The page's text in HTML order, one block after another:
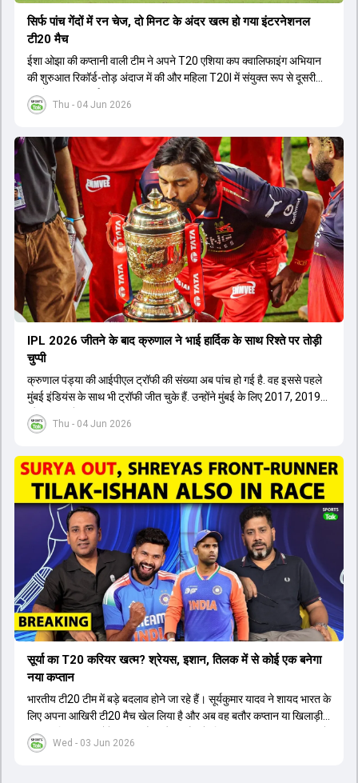
Thu - 04 Jun 2026
सिर्फ पांच गेंदों में रन चेज, दो मिनट के अंदर खत्म हो गया इंटरनेशनल
टी20 मैच
ईशा ओझा की कप्तानी वाली टीम ने अपने T20 एशिया कप क्वालिफाइंग अभियान
की शुरुआत रिकॉर्ड-तोड़ अंदाज में की और महिला T20I में संयुक्त रूप से दूसरी
सबसे बड़ी जीत दर्ज की.
Thu - 04 Jun 2026
IPL 2026 जीतने के बाद क्रुणाल ने भाई हार्द‍िक के साथ र‍िश्ते पर तोड़ी
चुप्पी
क्रुणाल पंड्या की आईपीएल ट्रॉफी की संख्या अब पांच हो गई है. वह इससे पहले
मुंबई इंडियंस के साथ भी ट्रॉफी जीत चुके हैं. उन्होंने मुंबई के लिए 2017, 2019
और 2020 में ट्रॉफी जीती थी.
Wed - 03 Jun 2026
सूर्या का T20 करियर खत्म? श्रेयस, इशान, तिलक में से कोई एक बनेगा
नया कप्तान
भारतीय टी20 टीम में बड़े बदलाव होने जा रहे हैं। सूर्यकुमार यादव ने शायद भारत के
लिए अपना आखिरी टी20 मैच खेल लिया है और अब वह बतौर कप्तान या खिलाड़ी
टीम का हिस्सा नहीं होंगे। आयरलैंड और इंग्लैंड के खिलाफ आगामी टी20 सीरीज के
लिए नए कप्तान की तलाश जारी है। इस रेस में श्रेयस अय्यर सबसे आगे चल रहे